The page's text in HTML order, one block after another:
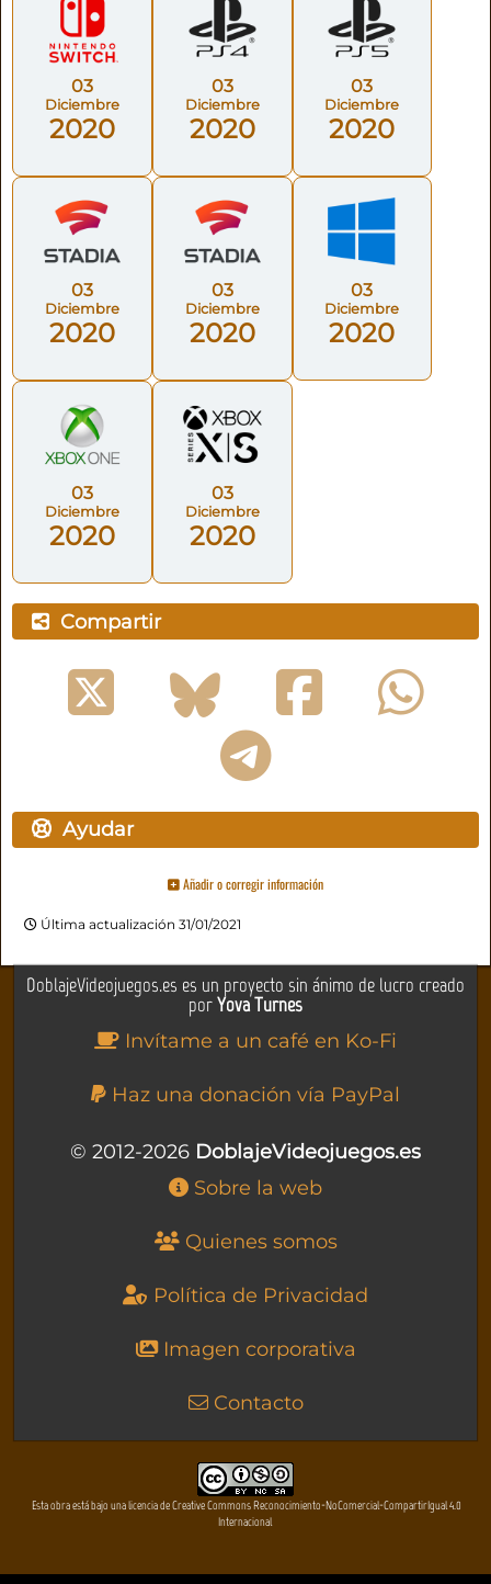
03
Diciembre
2020
03
Diciembre
2020
03
Diciembre
2020
03
Diciembre
2020
03
Diciembre
2020
03
Diciembre
2020
03
Diciembre
2020
03
Diciembre
2020
Compartir
Ayudar
Añadir o corregir información
Última actualización 31/01/2021
DoblajeVideojuegos.es es un proyecto sin ánimo de lucro creado
porYova Turnes
Invítame a un café en Ko-Fi
Haz una donación vía PayPal
© 2012-2026 DoblajeVideojuegos.es
Sobre la web
Quienes somos
Política de Privacidad
Imagen corporativa
Contacto
Esta obra está bajo una licencia de Creative Commons Reconocimiento-NoComercial-CompartirIgual 4.0
Internacional